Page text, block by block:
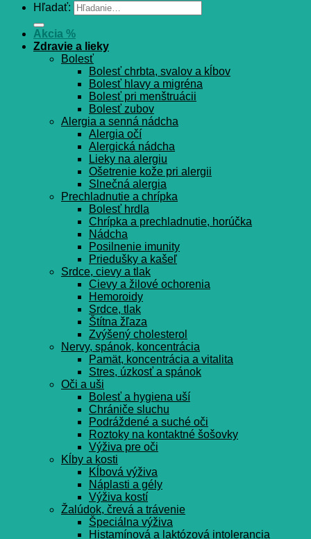
Hľadať:
Akcia %
Zdravie a lieky
Bolesť
Bolesť chrbta, svalov a kĺbov
Bolesť hlavy a migréna
Bolesť pri menštruácii
Bolesť zubov
Alergia a senná nádcha
Alergia očí
Alergická nádcha
Lieky na alergiu
Ošetrenie kože pri alergii
Slnečná alergia
Prechladnutie a chrípka
Bolesť hrdla
Chrípka a prechladnutie, horúčka
Nádcha
Posilnenie imunity
Priedušky a kašeľ
Srdce, cievy a tlak
Cievy a žilové ochorenia
Hemoroidy
Srdce, tlak
Štítna žľaza
Zvýšený cholesterol
Nervy, spánok, koncentrácia
Pamät, koncentrácia a vitalita
Stres, úzkosť a spánok
Oči a uši
Bolesť a hygiena uší
Chrániče sluchu
Podráždené a suché oči
Roztoky na kontaktné šošovky
Výživa pre oči
Kĺby a kosti
Kĺbová výživa
Náplasti a gély
Výživa kostí
Žalúdok, črevá a trávenie
Špeciálna výživa
Histamínová a laktózová intolerancia